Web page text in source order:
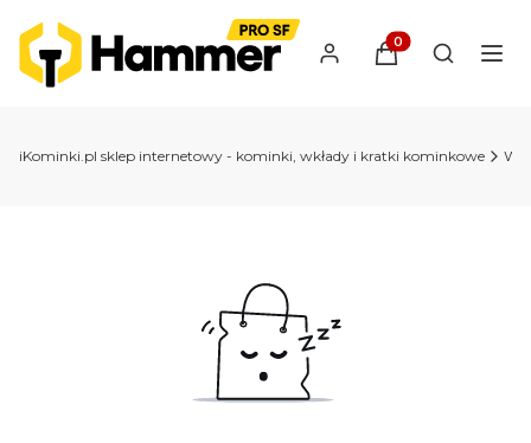
Produkty w
Otwórz
iKominki.pl sklep internetowy - kominki, wkłady i kratki kominkowe